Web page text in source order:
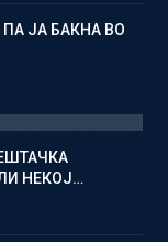
ЈА БАКНА ВО
НЕКОЈ…